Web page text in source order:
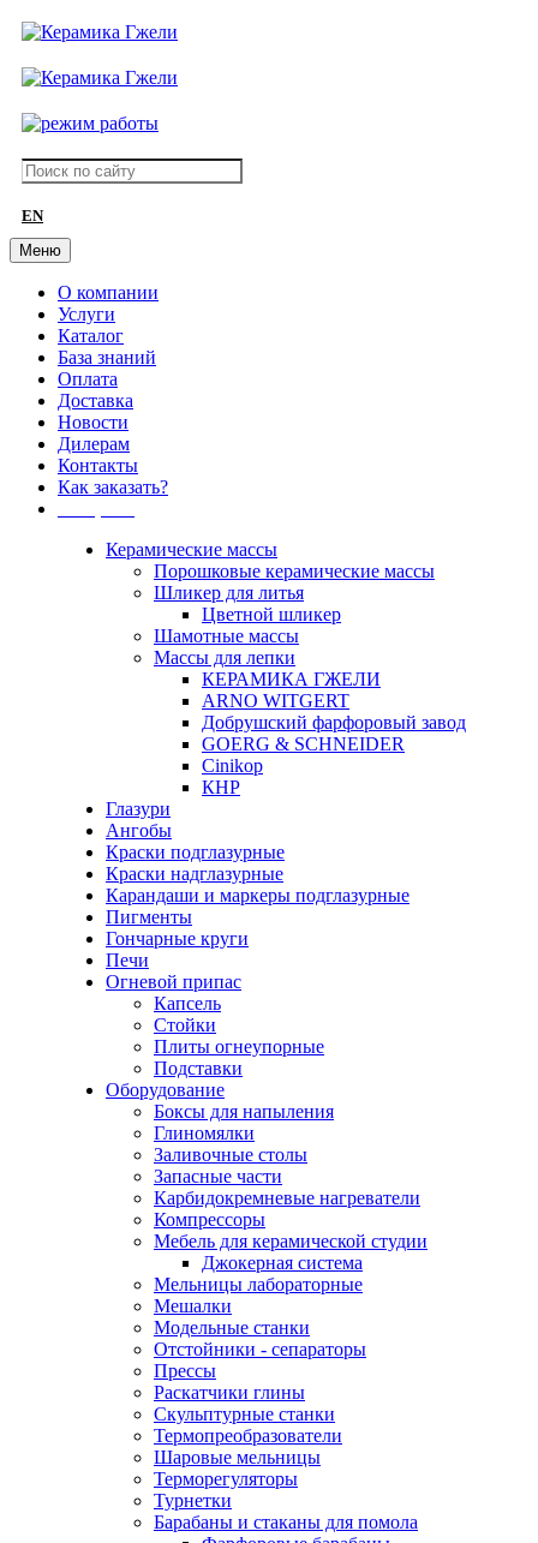
EN
Меню
О компании
Услуги
Каталог
База знаний
Оплата
Доставка
Новости
Дилерам
Контакты
Как заказать?
Керамические массы
Порошковые керамические массы
Шликер для литья
Цветной шликер
Шамотные массы
Массы для лепки
КЕРАМИКА ГЖЕЛИ
ARNO WITGERT
Добрушский фарфоровый завод
GOERG & SCHNEIDER
Cinikop
КНР
Глазури
Ангобы
Краски подглазурные
Краски надглазурные
Карандаши и маркеры подглазурные
Пигменты
Гончарные круги
Печи
Огневой припас
Капсель
Стойки
Плиты огнеупорные
Подставки
Оборудование
Боксы для напыления
Глиномялки
Заливочные столы
Запасные части
Карбидокремневые нагреватели
Компрессоры
Мебель для керамической студии
Джокерная система
Мельницы лабораторные
Мешалки
Модельные станки
Отстойники - сепараторы
Прессы
Раскатчики глины
Скульптурные станки
Термопреобразователи
Шаровые мельницы
Терморегуляторы
Турнетки
Барабаны и стаканы для помола